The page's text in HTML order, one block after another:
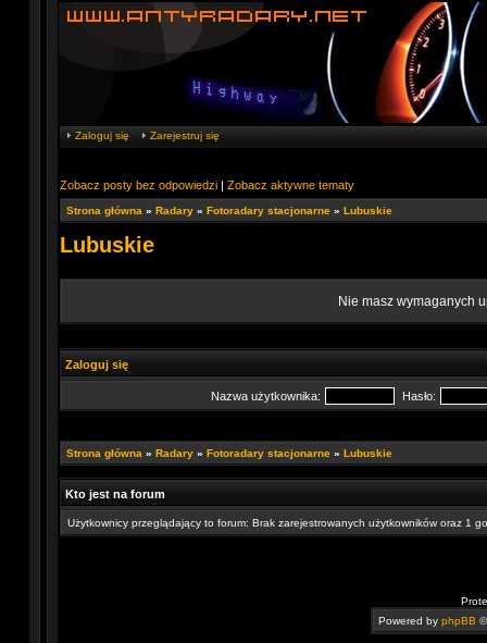
Zaloguj się Zarejestruj się
Zobacz posty bez odpowiedzi | Zobacz aktywne tematy
Strona główna » Radary » Fotoradary stacjonarne » Lubuskie
Lubuskie
Nie masz wymaganych
Zaloguj się
Nazwa użytkownika: Hasło:
Strona główna » Radary » Fotoradary stacjonarne » Lubuskie
Kto jest na forum
Użytkownicy przeglądający to forum: Brak zarejestrowanych użytkowników oraz 1
Powered by phpBB